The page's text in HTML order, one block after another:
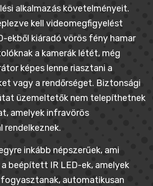
alkalmazás követelményeit.
kell videomegfigyelést
ekből kiáradó vörös fény hamar
a kamerák létét, még
képes lenne riasztani a
vagy a rendőrséget. Biztonsági
üzemeltetők nem telepíthetnek
amelyek infravörös
rendelkeznek.
inkább népszerűek, ami
beépített IR LED-ek, amelyek
automatikusan